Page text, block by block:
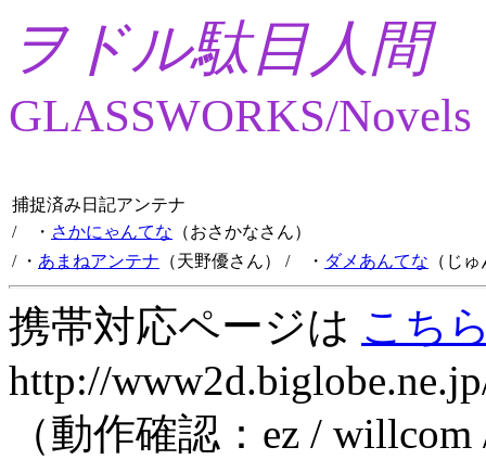
ヲドル駄目人間
GLASSWORKS/Novels
捕捉済み日記アンテナ
/ ・ さかにゃんてな （おさかなさん）
/ ・ あまねアンテナ （天野優さん） / ・ ダメあんてな （じ
携帯対応ページは こち
http://
（動作確認：ez /